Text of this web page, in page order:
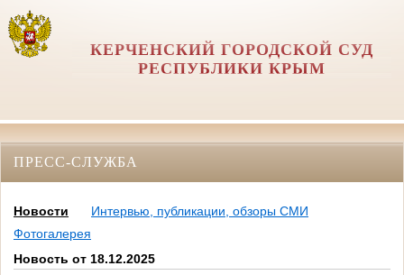
КЕРЧЕНСКИЙ ГОРОДСКОЙ СУД
РЕСПУБЛИКИ КРЫМ
ПРЕСС-СЛУЖБА
Новости
Интервью, публикации, обзоры СМИ
Фотогалерея
Новость от 18.12.2025